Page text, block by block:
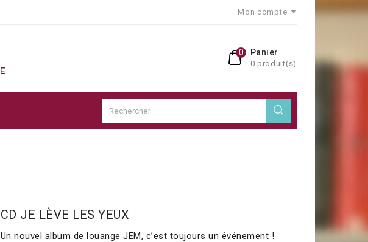
Mon compte
Panier
0 produit(s)
0
CD JE LÈVE LES YEUX
Un nouvel album de louange JEM, c’est toujours un événement !